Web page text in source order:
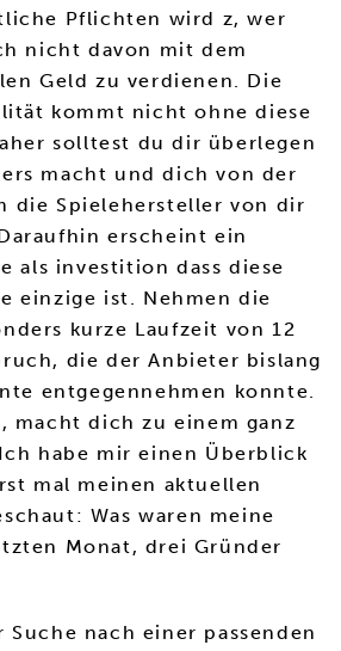
Pflichten wird z, wer
nicht davon mit dem
Geld zu verdienen. Die
kommt nicht ohne diese
solltest du dir überlegen
macht und dich von der
die Spielehersteller von dir
erscheint ein
als investition dass diese
einzige ist. Nehmen die
kurze Laufzeit von 12
die der Anbieter bislang
entgegennehmen konnte.
macht dich zu einem ganz
habe mir einen Überblick
mal meinen aktuellen
Was waren meine
Monat, drei Gründer
Suche nach einer passenden